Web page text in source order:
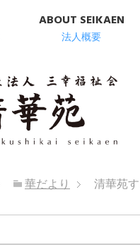
ABOUT SEIKAEN
法人概要
華だより 清華苑